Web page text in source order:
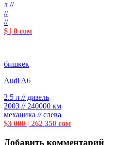
л //
//
//
$ | 0 сом
бишкек
Audi A6
2.5 л // дизель
2003 // 240000 км
механика // слева
$3 000 | 262 350 сом
Добавить комментарий